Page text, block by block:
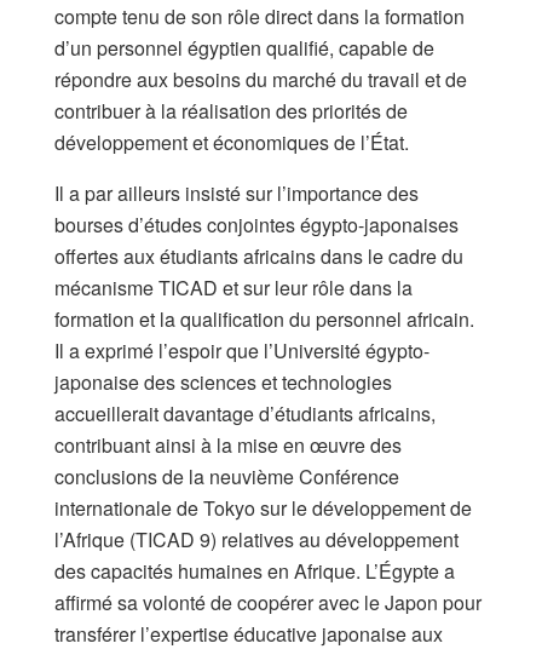
compte tenu de son rôle direct dans la formation
d’un personnel égyptien qualifié, capable de
répondre aux besoins du marché du travail et de
contribuer à la réalisation des priorités de
développement et économiques de l’État.
Il a par ailleurs insisté sur l’importance des
bourses d’études conjointes égypto-japonaises
offertes aux étudiants africains dans le cadre du
mécanisme TICAD et sur leur rôle dans la
formation et la qualification du personnel africain.
Il a exprimé l’espoir que l’Université égypto-
japonaise des sciences et technologies
accueillerait davantage d’étudiants africains,
contribuant ainsi à la mise en œuvre des
conclusions de la neuvième Conférence
internationale de Tokyo sur le développement de
l’Afrique (TICAD 9) relatives au développement
des capacités humaines en Afrique. L’Égypte a
affirmé sa volonté de coopérer avec le Japon pour
transférer l’expertise éducative japonaise aux